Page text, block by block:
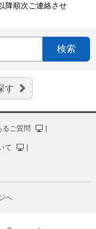
降順次ご連絡させ
検索
す
るご質問 ｜
て ｜
へ